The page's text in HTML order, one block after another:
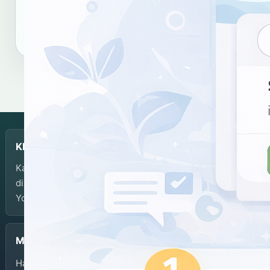
KBJI
Kamus Bahasa Jawa-Indonesia dikembangkan dan
dikelola oleh Balai Bahasa Provinsi Daerah Istimewa
Yogyakarta.
Menu
Halaman Depan